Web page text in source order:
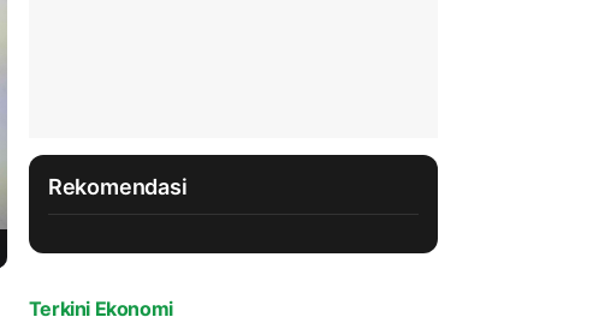
Rekomendasi
Terkini Ekonomi